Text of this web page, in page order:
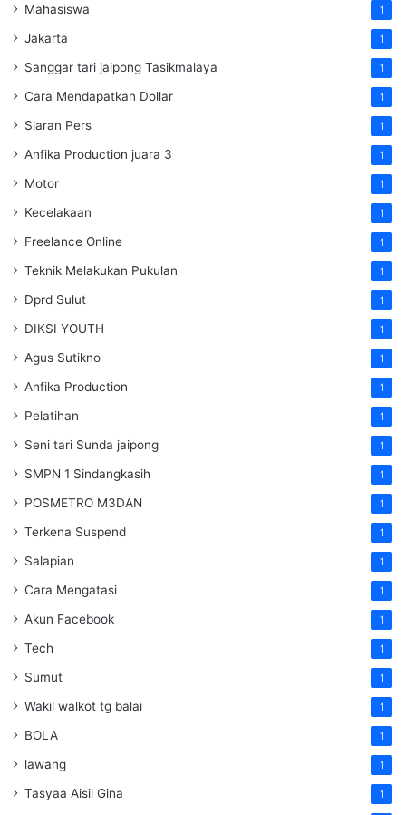
Mahasiswa 1
Jakarta 1
Sanggar tari jaipong Tasikmalaya 1
Cara Mendapatkan Dollar 1
Siaran Pers 1
Anfika Production juara 3 1
Motor 1
Kecelakaan 1
Freelance Online 1
Teknik Melakukan Pukulan 1
Dprd Sulut 1
DIKSI YOUTH 1
Agus Sutikno 1
Anfika Production 1
Pelatihan 1
Seni tari Sunda jaipong 1
SMPN 1 Sindangkasih 1
POSMETRO M3DAN 1
Terkena Suspend 1
Salapian 1
Cara Mengatasi 1
Akun Facebook 1
Tech 1
Sumut 1
Wakil walkot tg balai 1
BOLA 1
lawang 1
Tasyaa Aisil Gina 1